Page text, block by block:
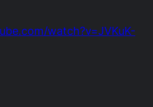
watch?v=JVKuK-